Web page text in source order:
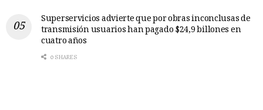
Superservicios advierte que por obras inconclusas de
transmisión usuarios han pagado $24,9 billones en
cuatro años
0 SHARES